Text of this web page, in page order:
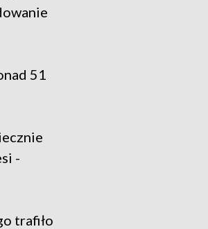
51
-
trafiło